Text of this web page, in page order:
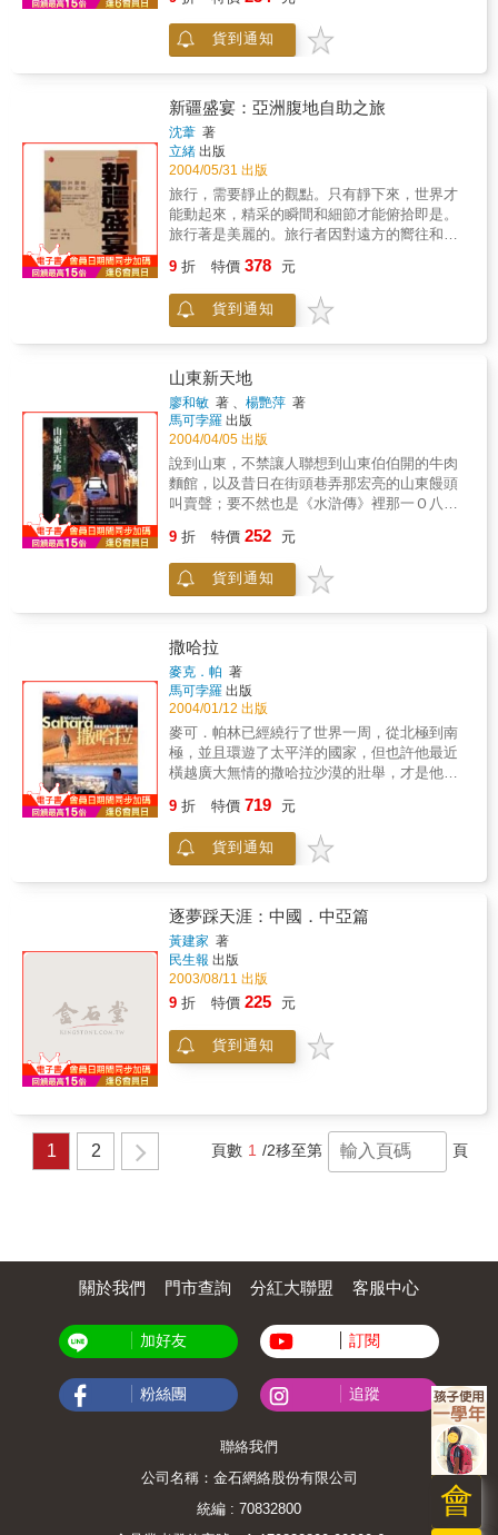
滑」——嘴壓根停不下來。我拿我脖子上的老
羊頭保證，到北京不吃烤鴨都還無所謂，可是
絕對不能不吃羊肉！＊最火的「北京巨牛去
處」——賣新式京菜的潮流餐廳趙 薇：在北
京，不論吃喝玩樂就是要找這種獨樹一格的餐
廳……所以我得叫老張多賺點錢嘍！張國立：
哇咧，據說業者正研究用紅酒來配中餐——喂
喂！還有茅台和紹興啊！拜託別想太多！★住
在北京＊在北京生活是啥模樣？張國立求生招
術：出門要往身上打蠟、觸電要習慣，不管到
哪先找7-11中國版「七拾一」，你的生活就
「還行」！趙薇兒的北京話藝術：『師傅，你
鬼你往西邊睡睡行嗎？』「你往西奔二百
米。」……到北京記得先帶指南針啊！＊趙薇
豆ㄦ、帽ㄦ，可是就不說碟ㄦ。網路上有個考
題：以下哪個人名不適合加ㄦ？一、謝霆鋒，
二、葛優，三、王志文，四、蔡明。猜不出來
就甭到北京ㄦ了！ *ＭＭ就是美眉，ＪＪ就是姐
姐，ＧＧ是哥哥，ＤＤ就是弟弟。ＴＭＤ是國
罵；ＮＮＤ是北方人的粗話口頭禪，比媽媽還
高一倍的那種～～*玩完「蹦極」去吃「賽百
Subway 潛艇堡啦！
一個旅行者豐富的心靈世界。 本書分為16
個章節，作者以幽默而奇幻的文筆描述旅遊新
疆的一段經歷，並加上精采絢麗的攝影技巧，
貨到通知
新疆盛宴：亞洲腹地自助之旅
沈葦 著
立緒 出版
2004/05/31 出版
旅行，需要靜止的觀點。只有靜下來，世界才
能動起來，精采的瞬間和細節才能俯拾即是。
旅行著是美麗的。旅行者因對遠方的嚮往和抵
要上路，隨時能與美相遇。
9 折 特價 378 元
貨到通知
山東新天地
廖和敏 著 、楊艷萍 著
馬可孛羅 出版
2004/04/05 出版
說到山東，不禁讓人聯想到山東伯伯開的牛肉
麵館，以及昔日在街頭巷弄那宏亮的山東饅頭
叫賣聲；要不然也是《水滸傳》裡那一Ｏ八條
竟如何？累積數十年旅遊經驗的作者廖和敏實
地走訪山東一遭，藉由她敏銳的觀察能力，以
及親和的訪談氣氛，為讀者找出今日山東的新
東自有一片新氣象，透過這本《山東新天
地》，定能品味山東的旅遊精髓。
9 折 特價 252 元
貨到通知
撒哈拉
麥克．帕 著
馬可孛羅 出版
2004/01/12 出版
麥可．帕林已經繞行了世界一周，從北極到南
極，並且環遊了太平洋的國家，但也許他最近
橫越廣大無情的撒哈拉沙漠的壯舉，才是他至
帕林的經驗也迴異於他過去所遭遇的種種。
隨著旅程的開啟，撒哈拉展現的不只是無
垠的空曠與沙丘，還有範圍龐大及差異的文化
藏量豐富的回教共和國。 他挑選一度穩
定，如今卻動盪不安的殖民地直布羅陀做為起
點與終點，帕林渡過海峽到摩洛哥，在菲茲與
馬拉喀什停留一段時間後，隨即橫越高聳的亞
特拉斯山脈。進入阿爾及利亞多石、險峻的西
部荒蕪大漠，他在撒哈拉威人這個被放逐的民
族的一個難民營裡待了一段時間。從食用駱駝
燉肉過度復原之後，他繼續南進茅利塔尼亞，
過，慢他們幾天抵達達卡的帕林，見識到那座
城市令人精疲力盡的夜生活，再搭乘火車直抵
馬利的中心，探訪偉大音樂的家鄉和世上最大
的泥屋建築，還有偉大的尼日河，並走水路到
舌的經典古蹟。
9 折 特價 719 元
貨到通知
逐夢踩天涯：中國．中亞篇
黃建家 著
民生報 出版
2003/08/11 出版
9 折 特價 225 元
貨到通知
1 2 頁數 1 /2移至第 頁
會
關於我們 門市查詢 分紅大聯盟 客服中心
加好友 訂閱
粉絲團 追蹤
聯絡我們
公司名稱：金石網絡股份有限公司
統編 : 70832800